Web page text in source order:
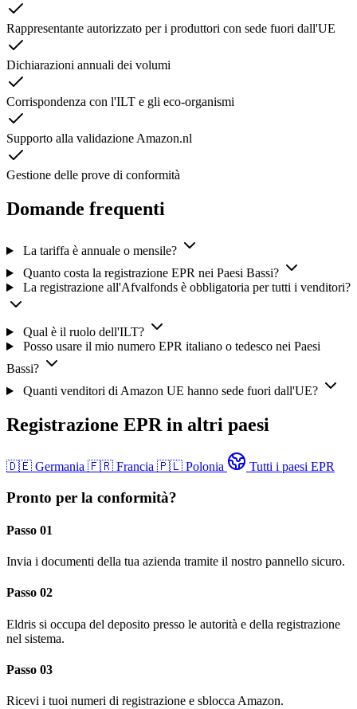
Rappresentante autorizzato per i produttori con sede fuori dall'UE
Dichiarazioni annuali dei volumi
Corrispondenza con l'ILT e gli eco-organismi
Supporto alla validazione Amazon.nl
Gestione delle prove di conformità
Domande frequenti
La tariffa è annuale o mensile?
Quanto costa la registrazione EPR nei Paesi Bassi?
La registrazione all'Afvalfonds è obbligatoria per tutti i venditori?
Qual è il ruolo dell'ILT?
Posso usare il mio numero EPR italiano o tedesco nei Paesi
Bassi?
Quanti venditori di Amazon UE hanno sede fuori dall'UE?
Registrazione EPR in altri paesi
🇩🇪 Germania 🇫🇷 Francia 🇵🇱 Polonia Tutti i paesi EPR
Pronto per la conformità?
Passo 01
Invia i documenti della tua azienda tramite il nostro pannello sicuro.
Passo 02
Eldris si occupa del deposito presso le autorità e della registrazione
nel sistema.
Passo 03
Ricevi i tuoi numeri di registrazione e sblocca Amazon.